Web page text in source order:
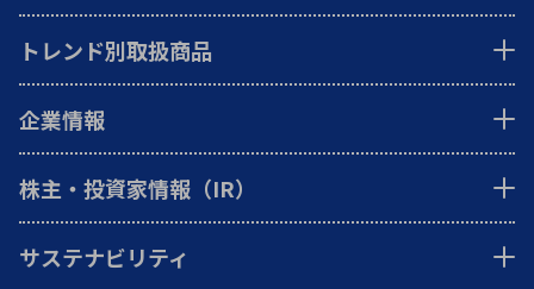
トレンド別取扱商品
企業情報
株主・投資家情報（IR）
サステナビリティ